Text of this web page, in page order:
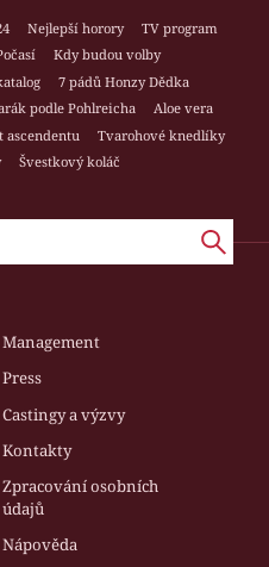
Nejlepší horory
TV program
Kdy budou volby
7 pádů Honzy Dědka
podle Pohlreicha
Aloe vera
ascendentu
Tvarohové knedlíky
Švestkový koláč
Management
Press
Castingy a výzvy
Kontakty
Zpracování osobních
údajů
Nápověda